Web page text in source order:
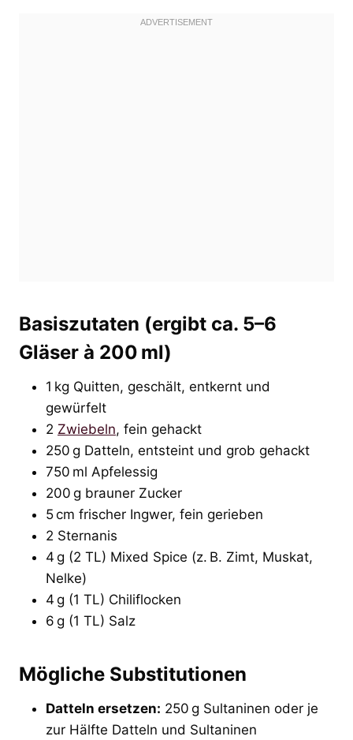
Basiszutaten (ergibt ca. 5–6
Gläser à 200 ml)
1 kg Quitten, geschält, entkernt und
gewürfelt
2 Zwiebeln, fein gehackt
250 g Datteln, entsteint und grob gehackt
750 ml Apfelessig
200 g brauner Zucker
5 cm frischer Ingwer, fein gerieben
2 Sternanis
4 g (2 TL) Mixed Spice (z. B. Zimt, Muskat,
Nelke)
4 g (1 TL) Chiliflocken
6 g (1 TL) Salz
Mögliche Substitutionen
Datteln ersetzen: 250 g Sultaninen oder je
zur Hälfte Datteln und Sultaninen